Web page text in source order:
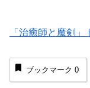
「治癒師と魔剣
ブックマーク 0